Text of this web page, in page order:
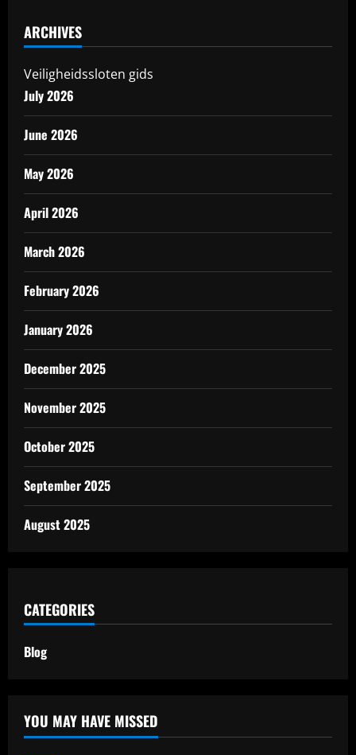
ARCHIVES
Veiligheidssloten gids
July 2026
June 2026
May 2026
April 2026
March 2026
February 2026
January 2026
December 2025
November 2025
October 2025
September 2025
August 2025
CATEGORIES
Blog
YOU MAY HAVE MISSED